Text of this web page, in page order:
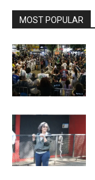
MOST POPULAR